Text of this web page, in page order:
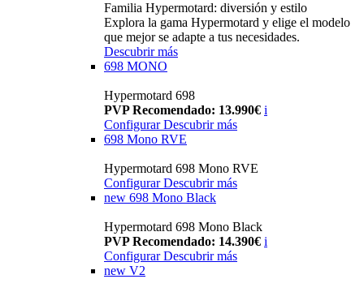
Familia Hypermotard: diversión y estilo
Explora la gama Hypermotard y elige el modelo
que mejor se adapte a tus necesidades.
Descubrir más
698 MONO
Hypermotard 698
PVP Recomendado: 13.990€ i
ConfigurarDescubrir más
698 Mono RVE
Hypermotard 698 Mono RVE
Configurar Descubrir más
new 698 Mono Black
Hypermotard 698 Mono Black
PVP Recomendado: 14.390€ i
Configurar Descubrir más
new V2